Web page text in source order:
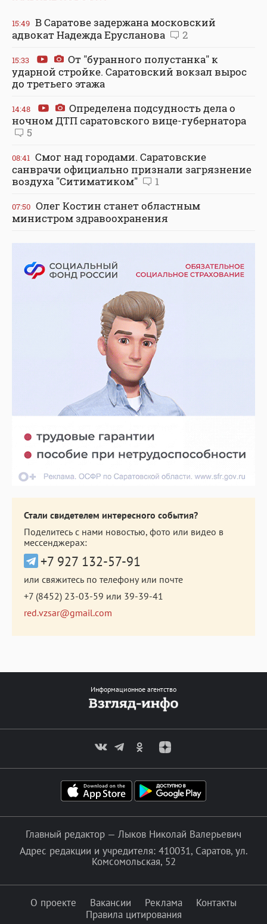
15:49 В Саратове задержана московский
адвокат Надежда Ерусланова
2
15:33
От "буранного полустанка" к
ударной стройке. Саратовский вокзал вырос
до третьего этажа
14:48
Определена подсудность дела о
ночном ДТП саратовского вице-губернатора
5
08:41 Смог над городами. Саратовские
санврачи официально признали загрязнение
воздуха "Ситиматиком"
1
07:50 Олег Костин станет областным
министром здравоохранения
Стали свидетелем интересного события?
Поделитесь с нами новостью, фото или видео в
мессенджерах:
+7 927 132-57-91
или свяжитесь по телефону или почте
+7 (8452) 23-03-59 или 39-39-41
red.vzsar@gmail.com
Информационное агентство
Главный редактор — Лыков Николай Валерьевич
Адрес редакции и учредителя: 410031, Саратов, ул.
Комсомольская, 52
О проекте Вакансии Реклама
Контакты
Правила цитирования